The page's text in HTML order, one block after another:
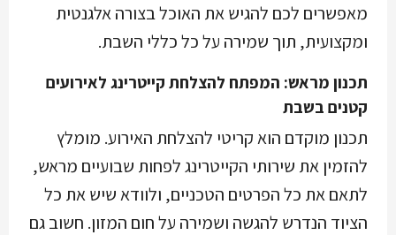
מאפשרים לכם להגיש את האוכל בצורה אלגנטית
ומקצועית, תוך שמירה על כל כללי השבת.
תכנון מראש: המפתח להצלחת קייטרינג לאירועים
קטנים בשבת
תכנון מוקדם הוא קריטי להצלחת האירוע. מומלץ
להזמין את שירותי הקייטרינג לפחות שבועיים מראש,
לתאם את כל הפרטים הטכניים, ולוודא שיש את כל
הציוד הנדרש להגשה ושמירה על חום המזון. חשוב גם